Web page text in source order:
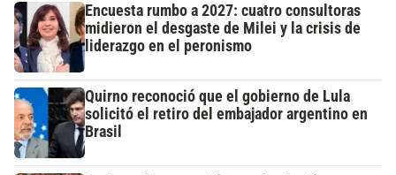
Encuesta rumbo a 2027: cuatro consultoras
midieron el desgaste de Milei y la crisis de
liderazgo en el peronismo
Quirno reconoció que el gobierno de Lula
solicitó el retiro del embajador argentino en
Brasil